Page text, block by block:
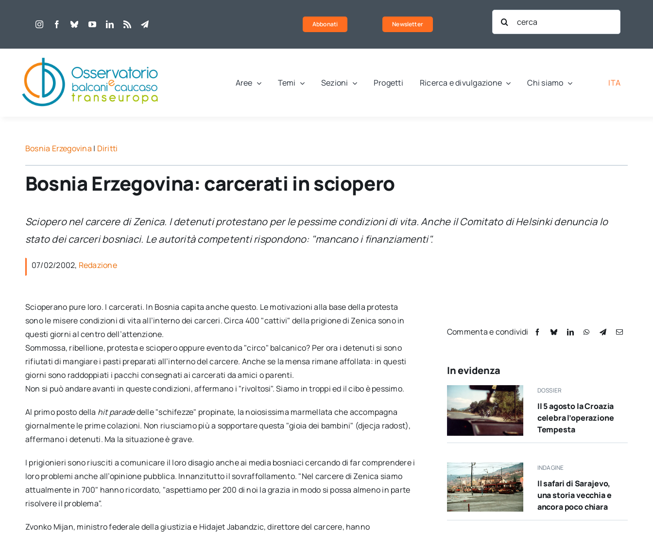
Abbonati Newsletter
Cerca
per:
Aree Temi Sezioni Progetti Ricerca e divulgazione Chi siamo ITA
Bosnia Erzegovina | Diritti
Bosnia Erzegovina: carcerati in sciopero
Sciopero nel carcere di Zenica. I detenuti protestano per le pessime condizioni di vita. Anche il Comitato di Helsinki denuncia lo
stato dei carceri bosniaci. Le autorità competenti rispondono: "mancano i finanziamenti".
07/02/2002, Redazione
Scioperano pure loro. I carcerati. In Bosnia capita anche questo. Le motivazioni alla base della protesta
sono le misere condizioni di vita all’interno dei carceri. Circa 400 "cattivi" della prigione di Zenica sono in
questi giorni al centro dell’attenzione.
Sommossa, ribellione, protesta e sciopero oppure evento da "circo" balcanico? Per ora i detenuti si sono
rifiutati di mangiare i pasti preparati all’interno del carcere. Anche se la mensa rimane affollata: in questi
giorni sono raddoppiati i pacchi consegnati ai carcerati da amici o parenti.
Non si può andare avanti in queste condizioni, affermano i "rivoltosi". Siamo in troppi ed il cibo è pessimo.
Al primo posto della hit paradedelle "schifezze" propinate, la noiosissima marmellata che accompagna
giornalmente le prime colazioni. Non riusciamo più a sopportare questa "gioia dei bambini" (djecja radost),
affermano i detenuti. Ma la situazione è grave.
I prigionieri sono riusciti a comunicare il loro disagio anche ai media bosniaci cercando di far comprendere i
loro problemi anche all’opinione pubblica. Innanzitutto il sovraffollamento. "Nel carcere di Zenica siamo
attualmente in 700" hanno ricordato, "aspettiamo per 200 di noi la grazia in modo si possa almeno in parte
risolvere il problema".
Zvonko Mijan, ministro federale della giustizia e Hidajet Jabandzic, direttore del carcere, hanno
Commenta e condividi
In evidenza
DOSSIER
Il 5 agosto la Croazia
celebra l’operazione
Tempesta
INDAGINE
Il safari di Sarajevo,
una storia vecchia e
ancora poco chiara